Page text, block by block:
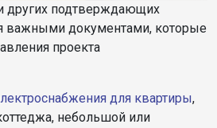
других подтверждающих
важными документами, которые
проекта
для квартиры,
небольшой или